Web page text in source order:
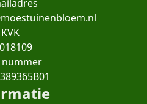
KVK
nummer